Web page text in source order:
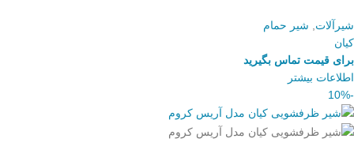
شیرآلات
شیر حمام
کیان
برای قیمت تماس بگیرید
اطلاعات بیشتر
-10%